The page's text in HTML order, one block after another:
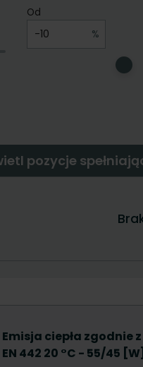
Emisja ciepła zgodnie z
EN 442 20 °C - 55/45 [W]